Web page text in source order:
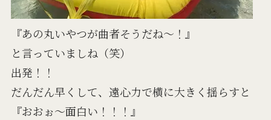
『あの丸いやつが曲者そうだね～！』
と言っていましね（笑）
出発！！
だんだん早くして、遠心力で横に大きく揺らすと
『おおぉ～面白い！！！』